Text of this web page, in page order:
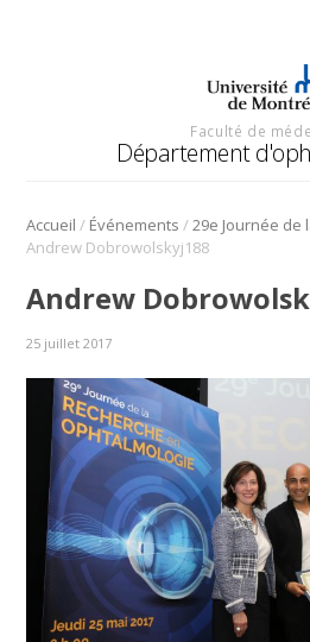
Faculté de
Département
Accueil / Événements /
Andrew Dobrowolskyj188
Andrew
25 juillet 2017